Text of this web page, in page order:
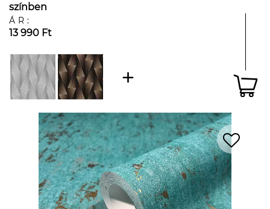
színben
ÁR:
13 990 Ft